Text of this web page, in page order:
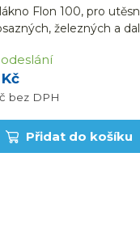
Flon 100, pro
železných a
bez DPH
Přidat do košíku